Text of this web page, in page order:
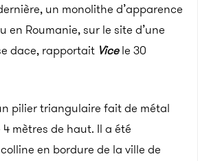
un monolithe d’apparence
en Roumanie, sur le site d’une
dace, rapportait Vicele 30
pilier triangulaire fait de métal
mètres de haut. Il a été
en bordure de la ville de